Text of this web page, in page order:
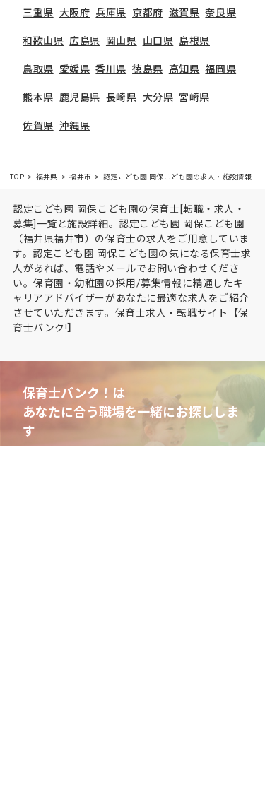
三重県 大阪府 兵庫県 京都府 滋賀県 奈良県
和歌山県 広島県 岡山県 山口県 島根県
鳥取県 愛媛県 香川県 徳島県 高知県 福岡県
熊本県 鹿児島県 長崎県 大分県 宮崎県
佐賀県 沖縄県
TOP 福井県 福井市 認定こども園 岡保こども園の求人・施設情報
認定こども園 岡保こども園の保育士[転職・求人・
募集]一覧と施設詳細。認定こども園 岡保こども園
（福井県福井市）の保育士の求人をご用意していま
す。認定こども園 岡保こども園の気になる保育士求
人があれば、電話やメールでお問い合わせくださ
い。保育園・幼稚園の採用/募集情報に精通したキ
ャリアアドバイザーがあなたに最適な求人をご紹介
させていただきます。保育士求人・転職サイト【保
育士バンク!】
保育士バンク！は
あなたに合う職場を一緒にお探ししま
す